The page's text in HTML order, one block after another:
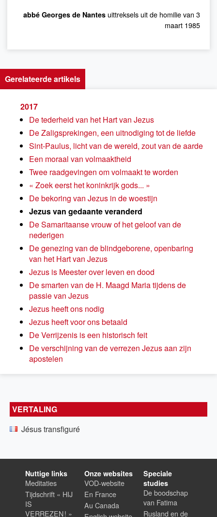
abbé Georges de Nantes uittreksels uit de homilie van 3
maart 1985
Gerelateerde artikels
2017
De tederheid van het Hart van Jezus
De Zaligsprekingen, een uitnodiging tot de liefde
Sint-Paulus, licht van de wereld, zout van de aarde
Een moraal van volmaaktheid
Twee raadgevingen om volmaakt te worden
« Zoek eerst het koninkrijk gods... »
De bekoring van Jezus in de woestijn
Jezus van gedaante veranderd
De Samaritaanse vrouw of het geloof van de
nederigen
De genezing van de blindgeborene, openbaring
van het Hart van Jezus
Jezus is Meester over leven en dood
De smarten van de H. Maagd Maria tijdens de
passie van Jezus
Jezus heeft ons nodig
Jezus heeft voor ons betaald
De Verrijzenis is een historisch feit
De verschijning van de verrezen Jezus aan zijn
apostelen
VERTALING
Jésus transfiguré
Nuttige links
Meditaties
Tijdschrift « HIJ
IS
VERREZEN ! »
Onze websites
VOD-website
En France
Au Canada
Speciale
studies
De boodschap
van Fatima
Rusland en de